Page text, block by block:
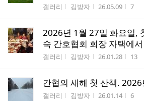
게시판명
갤러리 작성자
김방자 작성시간
26.05.09 조회
7
2026년 1월 27일 화요일,
숙 간호협회 회장 자택에
게시판명
갤러리 작성자
김방자 작성시간
26.01.28 조회
13
간협의 새해 첫 산책.
게시판명
갤러리 작성자
김방자 작성시간
26.01.14 조회
6